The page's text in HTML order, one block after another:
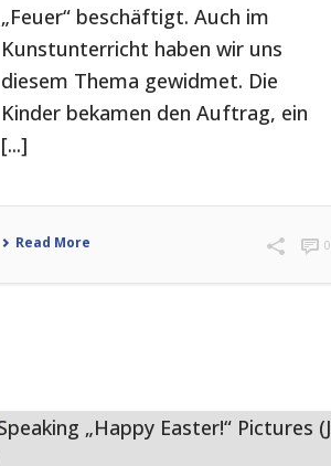
„Feuer“ beschäftigt. Auch im
Kunstunterricht haben wir uns
diesem Thema gewidmet. Die
Kinder bekamen den Auftrag, ein
[...]
Read More 0